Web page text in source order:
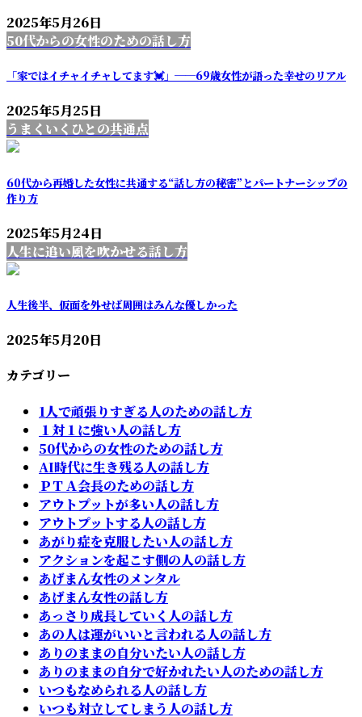
2025年5月26日
50代からの女性のための話し方
「家ではイチャイチャしてます💓」──69歳女性が語った幸せのリアル
2025年5月25日
うまくいくひとの共通点
60代から再婚した女性に共通する“話し方の秘密”とパートナーシップの
作り方
2025年5月24日
人生に追い風を吹かせる話し方
人生後半、仮面を外せば周囲はみんな優しかった
2025年5月20日
カテゴリー
1人で頑張りすぎる人のための話し方
１対１に強い人の話し方
50代からの女性のための話し方
AI時代に生き残る人の話し方
ＰＴＡ会長のための話し方
アウトプットが多い人の話し方
アウトプットする人の話し方
あがり症を克服したい人の話し方
アクションを起こす側の人の話し方
あげまん女性のメンタル
あげまん女性の話し方
あっさり成長していく人の話し方
あの人は運がいいと言われる人の話し方
ありのままの自分いたい人の話し方
ありのままの自分で好かれたい人のための話し方
いつもなめられる人の話し方
いつも対立してしまう人の話し方